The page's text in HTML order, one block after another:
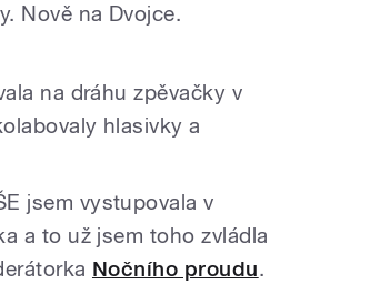
Nově na Dvojce.
na dráhu zpěvačky v
hlasivky a
jsem vystupovala v
a to už jsem toho zvládla
Nočního proudu.